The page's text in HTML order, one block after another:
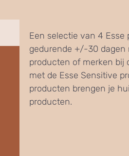
Een selectie van 4
gedurende +/-30 dagen
producten of merken bij
met de Esse Sensitive
producten brengen je
producten.